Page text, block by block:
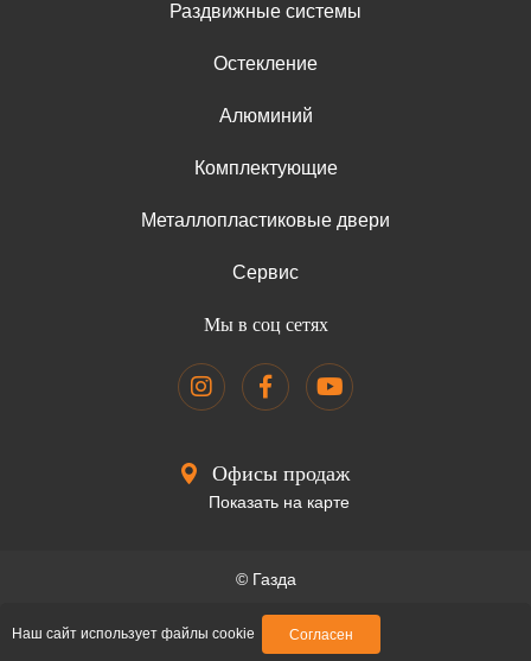
Раздвижные системы
Остекление
Алюминий
Комплектующие
Металлопластиковые двери
Сервис
Мы в соц сетях
Офисы продаж
Показать на карте
© Газда
Образец договора
Наш сайт использует файлы cookie Согласен